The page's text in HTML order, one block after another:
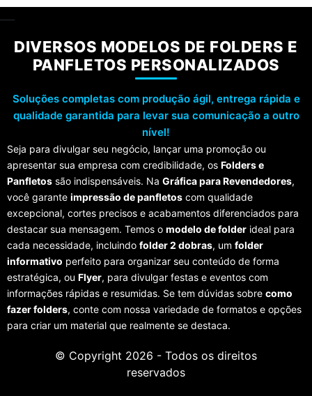
DIVERSOS MODELOS DE FOLDERS E
PANFLETOS PERSONALIZADOS
Soluções completas com produção ágil, entrega rápida e
qualidade garantida para levar sua comunicação a outro
nível!
Seja para divulgar seu negócio, lançar uma promoção ou
apresentar sua empresa com credibilidade, os Folders e
Panfletos são indispensáveis. Na Gráfica para Revendedores,
você garante impressão de panfletos com qualidade
excepcional, cortes precisos e acabamentos diferenciados para
destacar sua mensagem. Temos o modelo de folder ideal para
cada necessidade, incluindo folder 2 dobras, um folder
informativo perfeito para organizar seu conteúdo de forma
estratégica, ou Flyer, para divulgar festas e eventos com
informações rápidas e resumidas. Se tem dúvidas sobre como
fazer folders, conte com nossa variedade de formatos e opções
para criar um material que realmente se destaca.
© Copyright 2026 - Todos os direitos
reservados